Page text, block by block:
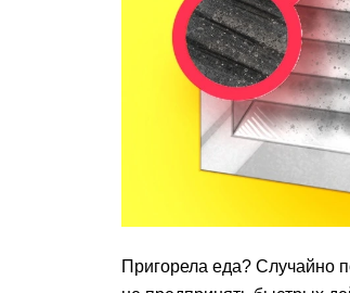
Пригорела еда? Случайно